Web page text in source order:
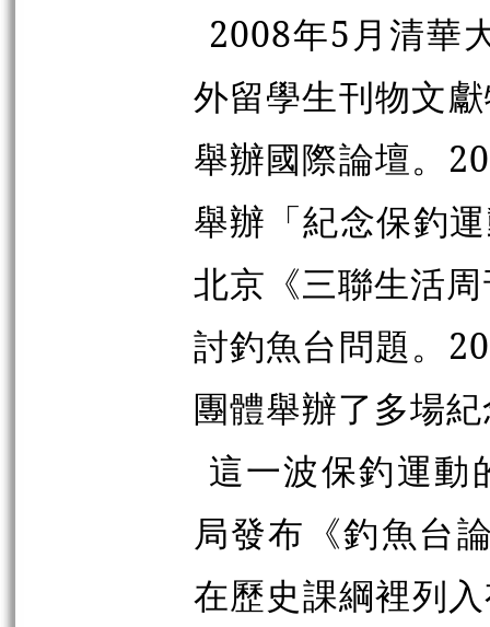
2008年5月清華
外留學生刊物文
舉辦國際論壇。
舉辦「紀念保釣
北京《三聯生活
討釣魚台問題。
團體舉辦了多場
這一波保釣運動
局發布《釣魚台
在歷史課綱裡列